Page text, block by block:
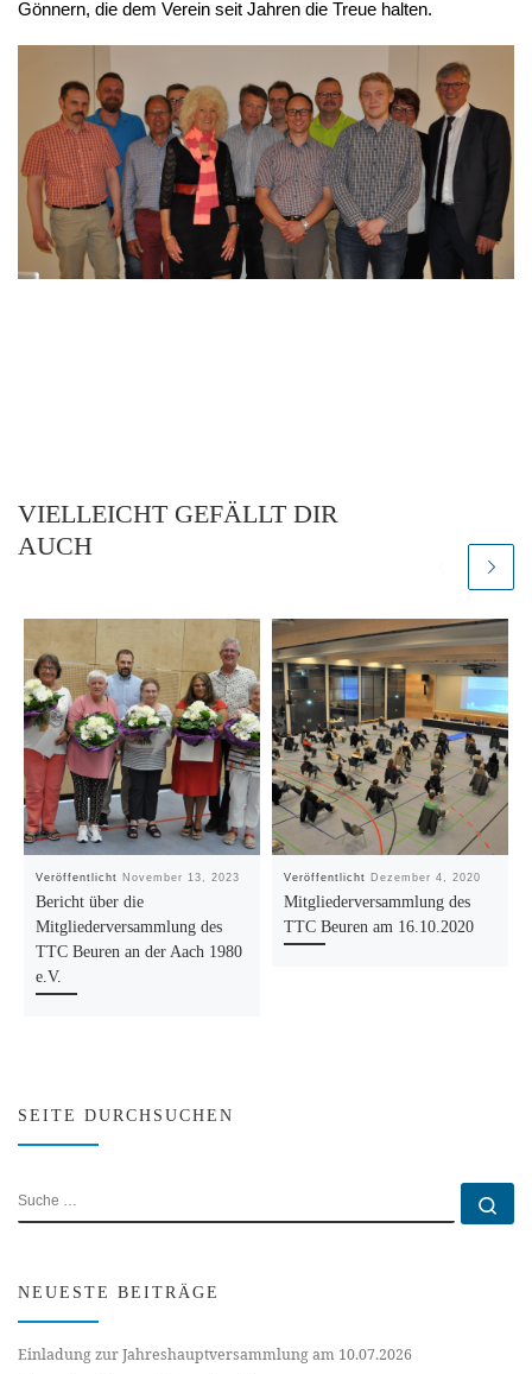
Gönnern, die dem Verein seit Jahren die Treue halten.
VIELLEICHT GEFÄLLT DIR
AUCH
Veröffentlicht November 13, 2023
Bericht über die
Mitgliederversammlung des
TTC Beuren an der Aach 1980
e.V.
Veröffentlicht Dezember 4, 2020
Mitgliederversammlung des
TTC Beuren am 16.10.2020
SEITE DURCHSUCHEN
SUCHE
NEUESTE BEITRÄGE
Einladung zur Jahreshauptversammlung am 10.07.2026